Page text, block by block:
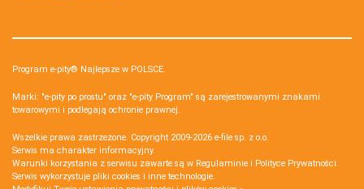
Program e-pity® Najlepsze w POLSCE.
Marki: "e-pity po prostu" oraz "e-pity Program" są zarejestrowanymi znakami
towarowymi i podlegają ochronie prawnej.
Wszelkie prawa zastrzeżone. Copyright 2009-2026 e-file sp. z o.o.
Serwis ma charakter informacyjny.
Warunki korzystania z serwisu zawarte są w Regulaminie i Polityce Prywatności.
Serwis wykorzystuje pliki cookies i inne technologie.